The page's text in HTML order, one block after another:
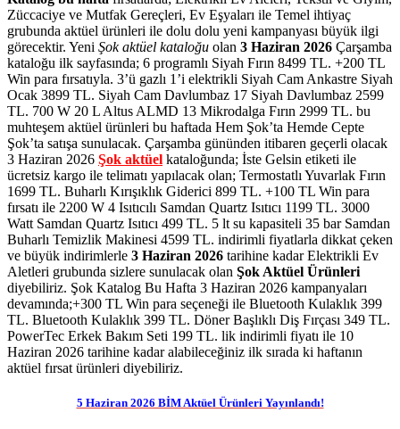
Züccaciye ve Mutfak Gereçleri, Ev Eşyaları ile Temel ihtiyaç
grubunda aktüel ürünleri ile dolu dolu yeni kampanyası büyük ilgi
görecektir. Yeni Şok aktüel kataloğu olan 3 Haziran 2026 Çarşamba
kataloğu ilk sayfasında; 6 programlı Siyah Fırın 8499 TL. +200 TL
Win para fırsatıyla. 3’ü gazlı 1’i elektrikli Siyah Cam Ankastre Siyah
Ocak 3899 TL. Siyah Cam Davlumbaz 17 Siyah Davlumbaz 2599
TL. 700 W 20 L Altus ALMD 13 Mikrodalga Fırın 2999 TL. bu
muhteşem aktüel ürünleri bu haftada Hem Şok’ta Hemde Cepte
Şok’ta satışa sunulacak. Çarşamba gününden itibaren geçerli olacak
3 Haziran 2026 Şok aktüel kataloğunda; İste Gelsin etiketi ile
ücretsiz kargo ile telimatı yapılacak olan; Termostatlı Yuvarlak Fırın
1699 TL. Buharlı Kırışıklık Giderici 899 TL. +100 TL Win para
fırsatı ile 2200 W 4 Isıtıcılı Samdan Quartz Isıtıcı 1199 TL. 3000
Watt Samdan Quartz Isıtıcı 499 TL. 5 lt su kapasiteli 35 bar Samdan
Buharlı Temizlik Makinesi 4599 TL. indirimli fiyatlarla dikkat çeken
ve büyük indirimlerle 3 Haziran 2026 tarihine kadar Elektrikli Ev
Aletleri grubunda sizlere sunulacak olan Şok Aktüel Ürünleri
diyebiliriz. Şok Katalog Bu Hafta 3 Haziran 2026 kampanyaları
devamında;+300 TL Win para seçeneği ile Bluetooth Kulaklık 399
TL. Bluetooth Kulaklık 399 TL. Döner Başlıklı Diş Fırçası 349 TL.
PowerTec Erkek Bakım Seti 199 TL. lik indirimli fiyatı ile 10
Haziran 2026 tarihine kadar alabileceğiniz ilk sırada ki haftanın
aktüel fırsat ürünleri diyebiliriz.
5 Haziran 2026 BİM Aktüel Ürünleri Yayınlandı!